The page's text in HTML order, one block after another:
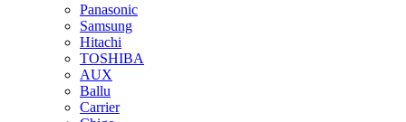
Panasonic
Samsung
Hitachi
TOSHIBA
AUX
Ballu
Carrier